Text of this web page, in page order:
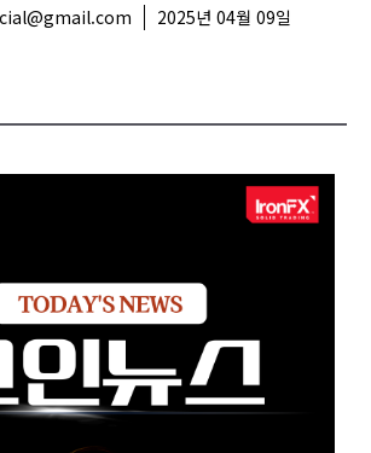
2025년 04월 09일